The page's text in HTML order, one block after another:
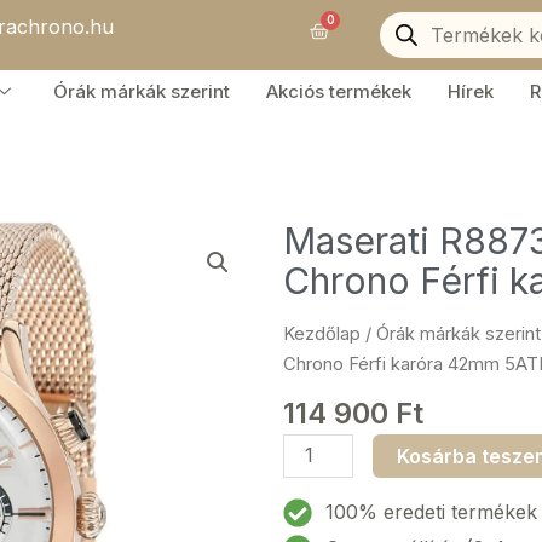
0Kosár
Products
search
Órák márkák szerint Akciós termékek Hírek
Maserati
Chrono Férfi
Kezdőlap / Órák márkák szerint
Chrono Férfi karóra 42mm
114 900 Ft
Maserati
R8873625002
Ricordo
Kosárba
100% eredeti termékek